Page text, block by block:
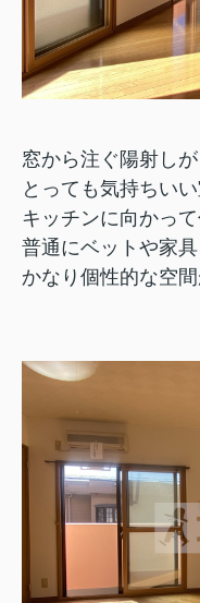
窓から注ぐ陽射しが
とっても気持ちいい
キッチンに向かって
普通にベットや家
かなり個性的な空